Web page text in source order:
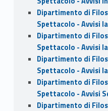
Dipartimento di
Spettacolo - Avvisi
Dipartimento di
Spettacolo - Avvisi
Dipartimento di
Spettacolo - Avvisi
Dipartimento di
Spettacolo - Avvisi
Dipartimento di